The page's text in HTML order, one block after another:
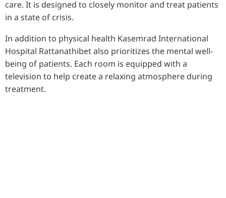
care. It is designed to closely monitor and treat patients
in a state of crisis.
In addition to physical health Kasemrad International
Hospital Rattanathibet also prioritizes the mental well-
being of patients. Each room is equipped with a
television to help create a relaxing atmosphere during
treatment.